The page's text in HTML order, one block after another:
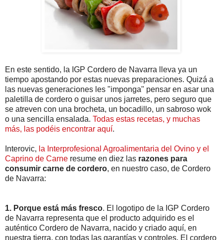
En este sentido, la IGP Cordero de Navarra lleva ya un
tiempo apostando por estas nuevas preparaciones. Quizá a
las nuevas generaciones les "imponga" pensar en asar una
paletilla de cordero o guisar unos jarretes, pero seguro que
se atreven con una brocheta, un bocadillo, un sabroso wok
o una sencilla ensalada. Todas estas recetas, y muchas
más, las podéis encontrar aquí.
Interovic, la Interprofesional Agroalimentaria del Ovino y el
Caprino de Carne resume en diez las razones para
consumir carne de cordero, en nuestro caso, de Cordero
de Navarra:
1. Porque está más fresco. El logotipo de la IGP Cordero
de Navarra representa que el producto adquirido es el
auténtico Cordero de Navarra, nacido y criado aquí, en
nuestra tierra, con todas las garantías y controles. El cordero